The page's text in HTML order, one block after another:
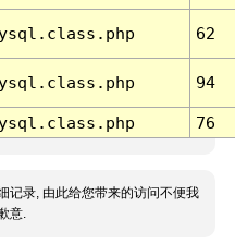
62
94
76
记录, 由此给您带来的访问不便我
意.